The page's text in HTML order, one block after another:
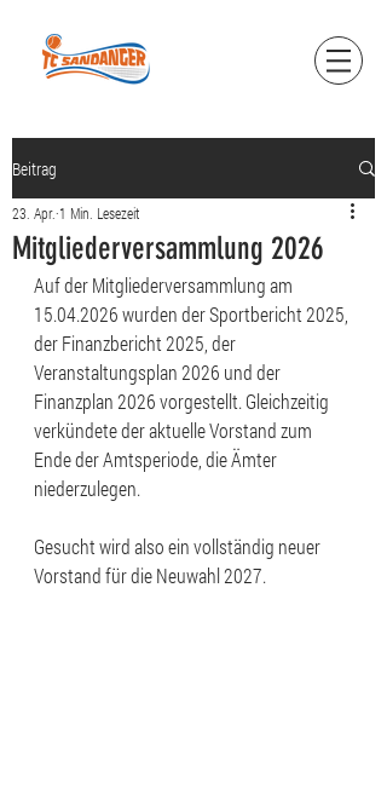
Beitrag
Mitgliederversammlung 2026
23. Apr. 1 Min. Lesezeit
Auf der Mitgliederversammlung am
15.04.2026 wurden der Sportbericht 2025,
der Finanzbericht 2025, der
Veranstaltungsplan 2026 und der
Finanzplan 2026 vorgestellt. Gleichzeitig
verkündete der aktuelle Vorstand zum
Ende der Amtsperiode, die Ämter
niederzulegen.
Gesucht wird also ein vollständig neuer
Vorstand für die Neuwahl 2027.